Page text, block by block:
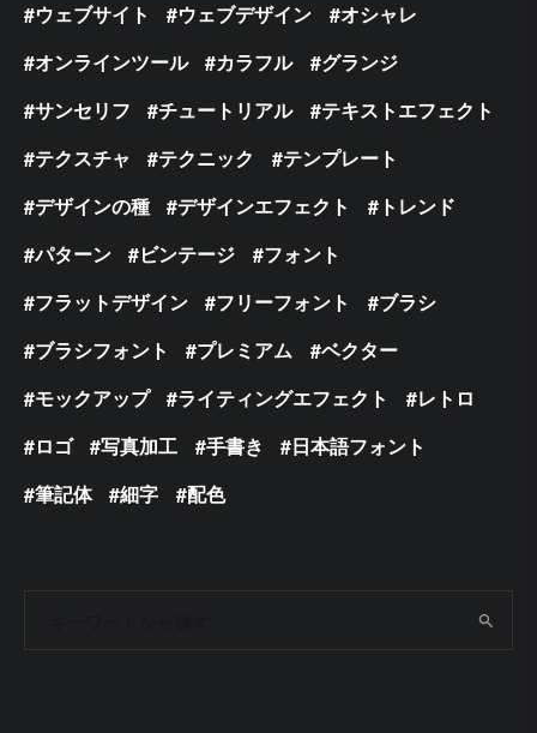
ウェブサイト
ウェブデザイン
オシャレ
オンラインツール
カラフル
グランジ
サンセリフ
チュートリアル
テキストエフェクト
テクスチャ
テクニック
テンプレート
デザインの種
デザインエフェクト
トレンド
パターン
ビンテージ
フォント
フラットデザイン
フリーフォント
ブラシ
ブラシフォント
プレミアム
ベクター
モックアップ
ライティングエフェクト
レトロ
ロゴ
写真加工 手書き
日本語フォント
筆記体
細字 配色